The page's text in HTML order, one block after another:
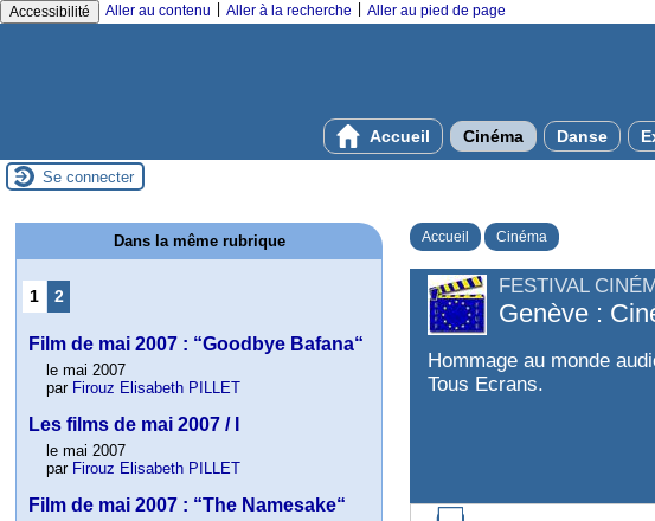
Accessibilité Aller au contenu Aller à la recherche Aller au pied de page
Accueil Cinéma Danse
Se connecter
Accueil Cinéma
FESTIVAL
Genève :
Hommage au monde
Tous Ecrans.
Dans la même rubrique
1 2
Film de mai 2007 : “Goodbye Bafana“
le mai 2007
par Firouz Elisabeth PILLET
Les films de mai 2007 / I
le mai 2007
par Firouz Elisabeth PILLET
Film de mai 2007 : “The Namesake“